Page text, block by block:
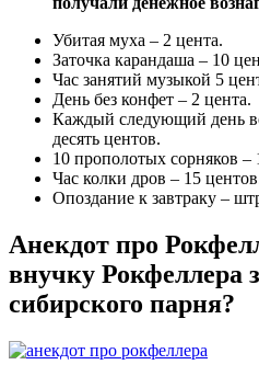
Убитая муха – 2 цента.
Заточка карандаша – 10
Час занятий музыкой 5
День без конфет – 2 цента.
Каждый следующий день
десять центов.
10 прополотых сорняков –
Час колки дров – 15
Опоздание к завтраку –
Анекдот про
внучку Рокфеллера
сибирского парня?